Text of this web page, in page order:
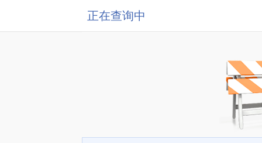
正在查询中